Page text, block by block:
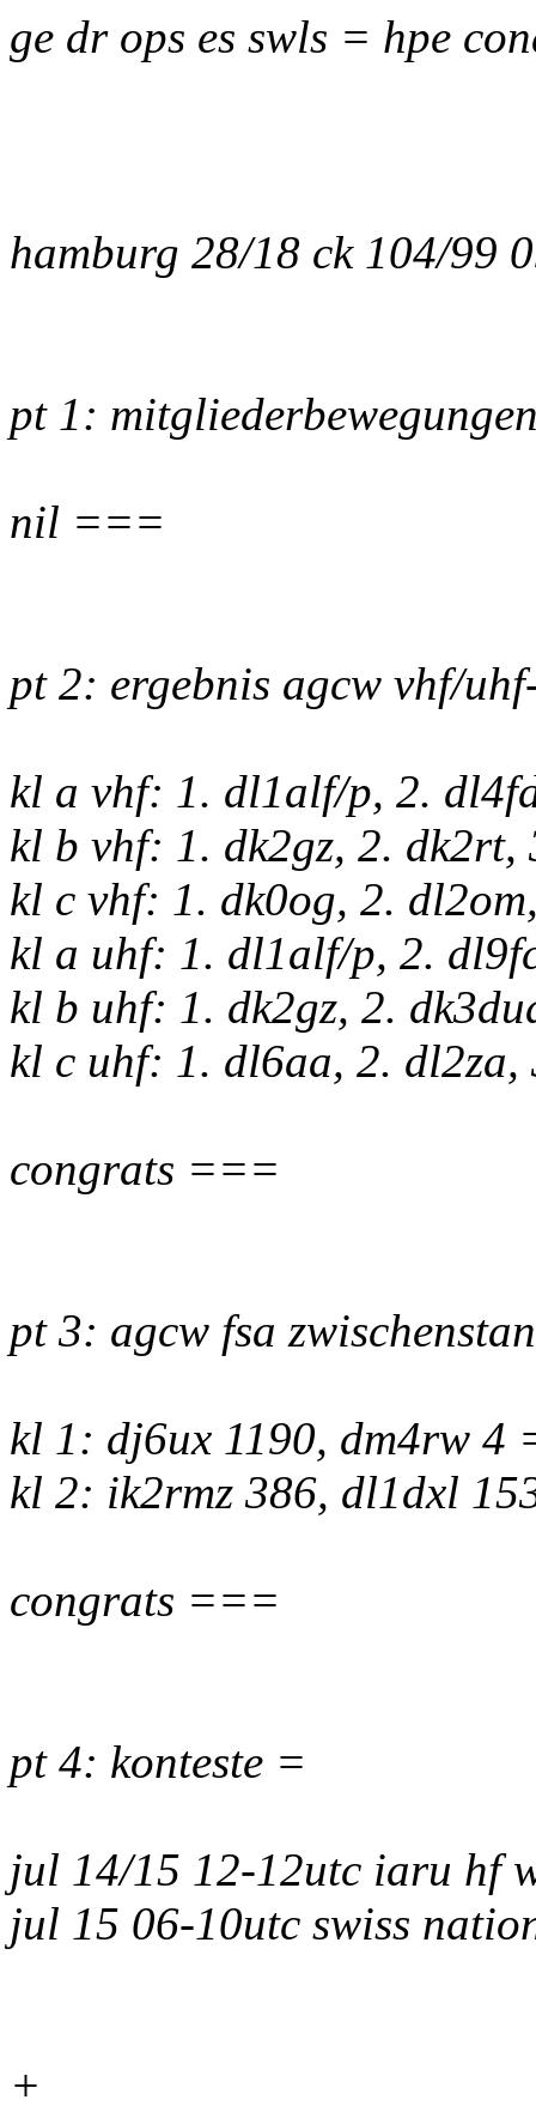
ge dr ops es swls = hpe
hamburg 28/18 ck 104/99
pt 1:
nil ===
pt 2: ergebnis agcw vhf/
kl a vhf: 1. dl1alf/p, 2.
kl b vhf: 1. dk2gz, 2. dk2rt,
kl c vhf: 1. dk0og, 2.
kl a uhf: 1. dl1alf/p, 2.
kl b uhf: 1. dk2gz, 2.
kl c uhf: 1. dl6aa, 2.
congrats ===
pt 3: agcw fsa
kl 1: dj6ux 1190, dm4rw 4
kl 2: ik2rmz 386, dl1dxl
congrats ===
pt 4: konteste =
jul 14/15 12-12utc iaru hf
jul 15 06-10utc swiss
+